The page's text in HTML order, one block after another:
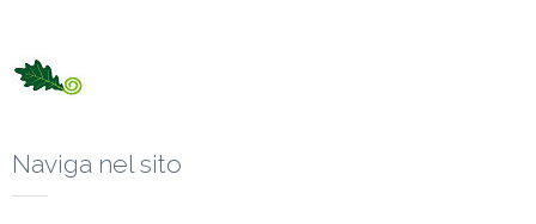
Naviga nel sito